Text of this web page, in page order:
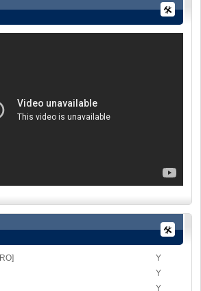
Y
Y
Y